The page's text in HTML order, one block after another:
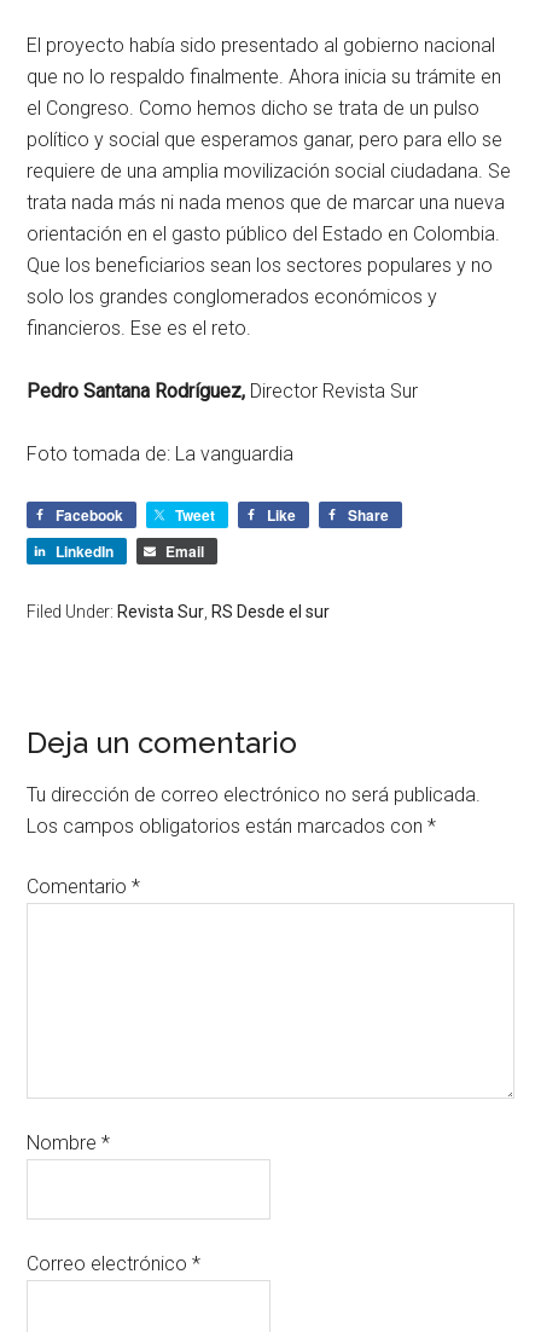
El proyecto había sido presentado al gobierno nacional
que no lo respaldo finalmente. Ahora inicia su trámite en
el Congreso. Como hemos dicho se trata de un pulso
político y social que esperamos ganar, pero para ello se
requiere de una amplia movilización social ciudadana. Se
trata nada más ni nada menos que de marcar una nueva
orientación en el gasto público del Estado en Colombia.
Que los beneficiarios sean los sectores populares y no
solo los grandes conglomerados económicos y
financieros. Ese es el reto.
Pedro Santana Rodríguez, Director Revista Sur
Foto tomada de: La vanguardia
Facebook Tweet Like
Share
LinkedIn
Email
Filed Under: Revista Sur RS Desde el sur
Deja un comentario
Tu dirección de correo electrónico no será publicada.
Los campos obligatorios están marcados con*
Comentario*
Nombre*
Correo electrónico*